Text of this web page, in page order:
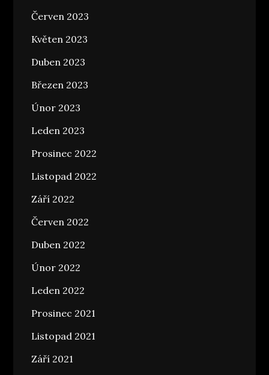
Červen 2023
Květen 2023
Duben 2023
Březen 2023
Únor 2023
Leden 2023
Prosinec 2022
Listopad 2022
Září 2022
Červen 2022
Duben 2022
Únor 2022
Leden 2022
Prosinec 2021
Listopad 2021
Září 2021